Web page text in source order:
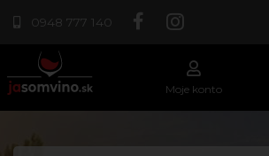
0948 777 140
Moje konto